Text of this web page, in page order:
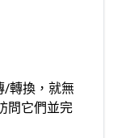
/轉換，就無
問它們並完